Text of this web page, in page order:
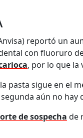
reportó un
con fluoruro
, por lo que la
pasta sigue en el
aún no hay
de sospecha de